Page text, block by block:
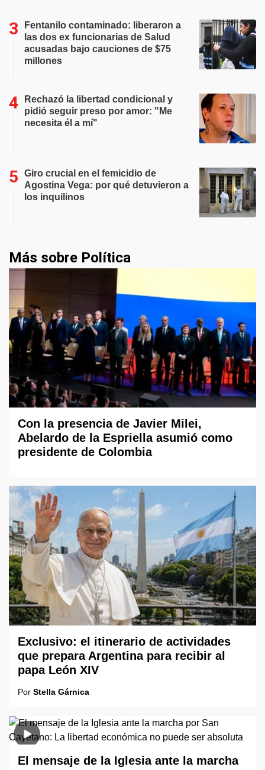
Fentanilo contaminado: liberaron a
las dos ex funcionarias de Salud
acusadas bajo cauciones de $75
millones
Rechazó la libertad condicional y
pidió seguir preso por amor: "Me
necesita él a mí"
Giro crucial en el femicidio de
Agostina Vega: por qué detuvieron a
los inquilinos
Más sobre Política
Con la presencia de Javier Milei,
Abelardo de la Espriella asumió como
presidente de Colombia
Exclusivo: el itinerario de actividades
que prepara Argentina para recibir al
papa León XIV
Por Stella Gárnica
El mensaje de la Iglesia ante la marcha